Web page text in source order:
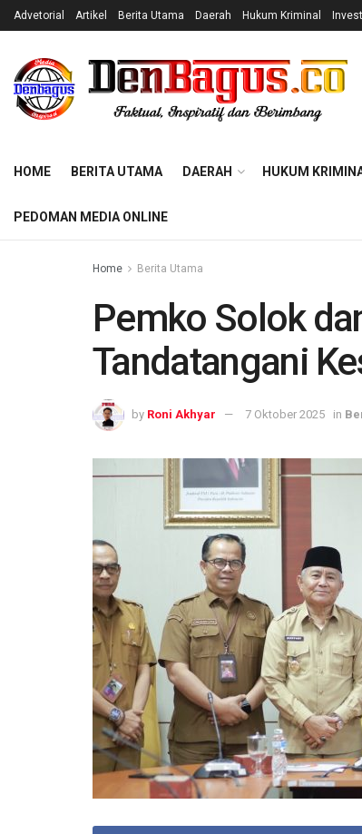
Advetorial Artikel Berita Utama Daerah Hukum Kriminal
HOME BERITA UTAMA DAERAH HUKUM
PEDOMAN MEDIA ONLINE
Home Berita Utama
Pemko Solok
Tandatangani
by Roni Akhyar 7 Oktober 2025 in